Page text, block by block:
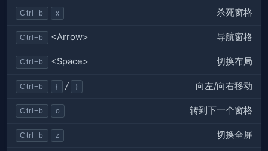
Ctrl+b x 杀死窗格
Ctrl+b <Arrow> 导航窗格
Ctrl+b <Space> 切换布局
Ctrl+b { / } 向左/向右移动
Ctrl+b o 转到下一个窗格
Ctrl+b z 切换全屏